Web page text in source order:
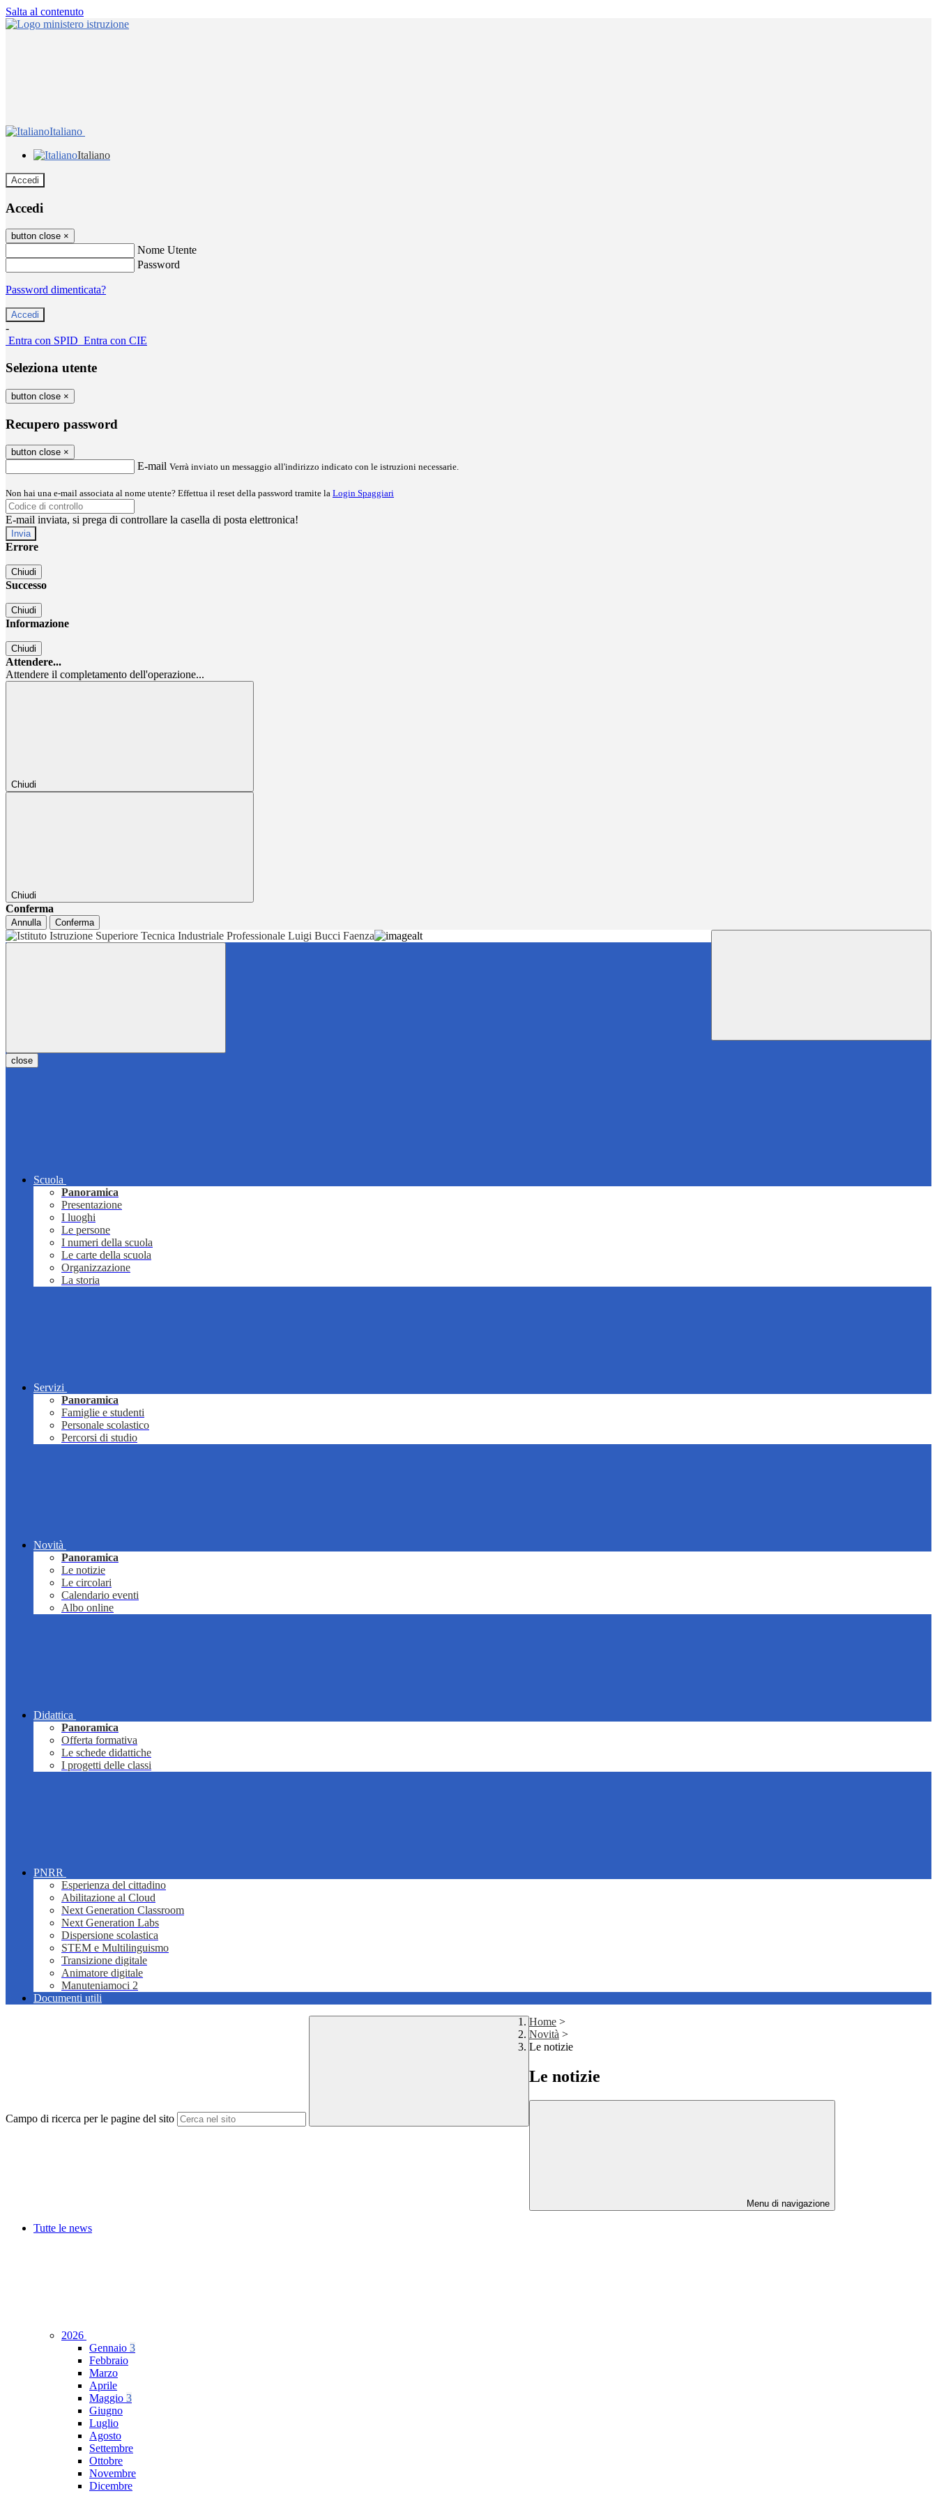
Salta al contenuto
Italiano
Italiano
Accedi
Accedi
button close ×
Nome Utente
Password
Password dimenticata?
-
Entra con SPID Entra con CIE
Seleziona utente
button close ×
Recupero password
button close ×
E-mail Verrà inviato un messaggio all'indirizzo indicato con le istruzioni necessarie.
Non hai una e-mail associata al nome utente? Effettua il reset della password tramite la Login Spaggiari
E-mail inviata, si prega di controllare la casella di posta elettronica!
Errore
Chiudi
Successo
Chiudi
Informazione
Chiudi
Attendere...
Attendere il completamento dell'operazione...
Chiudi
Chiudi
Conferma
Annulla Conferma
close
Scuola
Panoramica
Presentazione
I luoghi
Le persone
I numeri della scuola
Le carte della scuola
Organizzazione
La storia
Servizi
Panoramica
Famiglie e studenti
Personale scolastico
Percorsi di studio
Novità
Panoramica
Le notizie
Le circolari
Calendario eventi
Albo online
Didattica
Panoramica
Offerta formativa
Le schede didattiche
I progetti delle classi
PNRR
Esperienza del cittadino
Abilitazione al Cloud
Next Generation Classroom
Next Generation Labs
Dispersione scolastica
STEM e Multilinguismo
Transizione digitale
Animatore digitale
Manuteniamoci 2
Documenti utili
Campo di ricerca per le pagine del sito
Home >
Novità >
Le notizie
Le notizie
Menu di navigazione
Tutte le news
2026
Gennaio 3
Febbraio
Marzo
Aprile
Maggio 3
Giugno
Luglio
Agosto
Settembre
Ottobre
Novembre
Dicembre